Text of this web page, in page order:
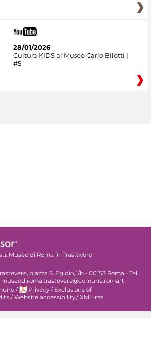
28/01/2026
Cultura KIDS al Museo Carlo Bilotti |
#5
Museo di Roma in Trastevere
piazza S. Egidio, 1/b - 00153 Roma - Tel.
museodiroma.trastevere@comune.roma.it
/ Privacy / Exclusions of
/ Website accessibility / XML-rss